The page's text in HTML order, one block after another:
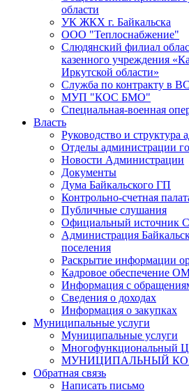
области
УК ЖКХ г. Байкальска
ООО "Теплоснабжение"
Слюдянский филиал
казенного учреждения
Иркутской области»
Служба по контракту в
МУП "КОС БМО"
Специальная-военная
Власть
Руководство и структура
Отделы администрации
Новости Администрации
Документы
Дума Байкальского ГП
Контрольно-счетная
Публичные слушания
Официальный источник
Администрация
поселения
Раскрытие информации
Кадровое обеспечение
Информация с
Сведения о доходах
Информация о закупках
Муниципальные услуги
Муниципальные услуги
Многофункциональный
МУНИЦИПАЛЬНЫЙ
Обратная связь
Написать письмо